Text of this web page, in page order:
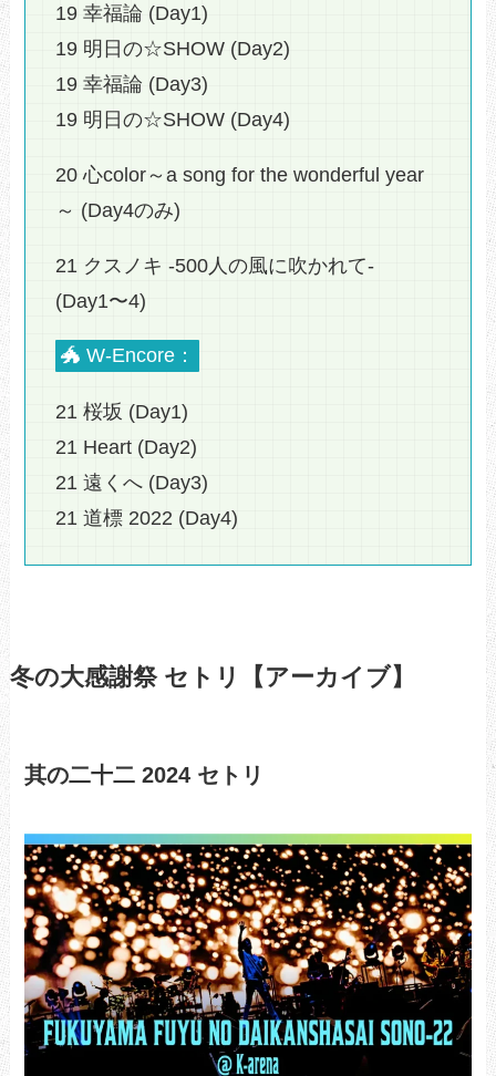
19 幸福論 (Day1)
19 明日の☆SHOW (Day2)
19 幸福論 (Day3)
19 明日の☆SHOW (Day4)
20 心color～a song for the wonderful year
～ (Day4のみ)
21 クスノキ -500人の風に吹かれて-
(Day1〜4)
🐲 W-Encore：
21 桜坂 (Day1)
21 Heart (Day2)
21 遠くへ (Day3)
21 道標 2022 (Day4)
冬の大感謝祭 セトリ【アーカイブ】
其の二十二 2024 セトリ